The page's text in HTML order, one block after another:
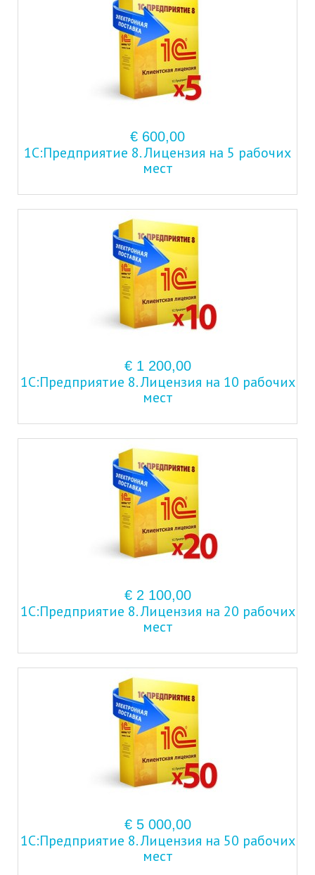
€ 600,00
1С:Предприятие 8. Лицензия на 5 рабочих
мест
€ 1 200,00
1С:Предприятие 8. Лицензия на 10 рабочих
мест
€ 2 100,00
1С:Предприятие 8. Лицензия на 20 рабочих
мест
€ 5 000,00
1С:Предприятие 8. Лицензия на 50 рабочих
мест